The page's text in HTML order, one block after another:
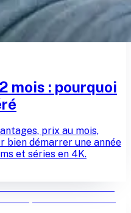
mois : pourquoi
prix au mois,
bien démarrer une année
et séries en 4K.